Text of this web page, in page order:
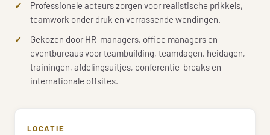
Professionele acteurs zorgen voor realistische prikkels,
teamwork onder druk en verrassende wendingen.
Gekozen door HR-managers, office managers en
eventbureaus voor teambuilding, teamdagen, heidagen,
trainingen, afdelingsuitjes, conferentie-breaks en
internationale offsites.
LOCATIE